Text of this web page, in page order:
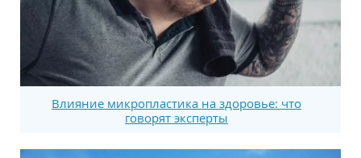
Влияние микропластика на здоровье: что
говорят эксперты